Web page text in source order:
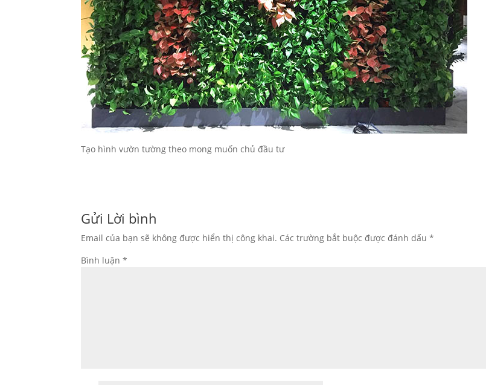
Tạo hình vườn tường theo mong muốn chủ đầu tư
Gửi Lời bình
Email của bạn sẽ không được hiển thị công khai. Các trường bắt buộc được đánh dấu*
Bình luận*